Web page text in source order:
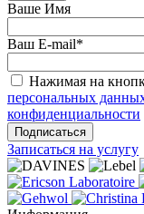
Ваше Имя
Ваш E-mail*
Нажимая на
персональных
конфиденциальности
Подписаться
Записаться на услугу